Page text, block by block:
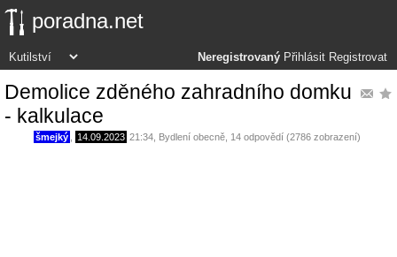
poradna.net
Neregistrovaný Přihlásit Registrovat
Demolice zděného zahradního domku
- kalkulace
šmejký 14.09.2023 21:34 Bydlení obecně , 14 odpovědí (2786 zobrazení)